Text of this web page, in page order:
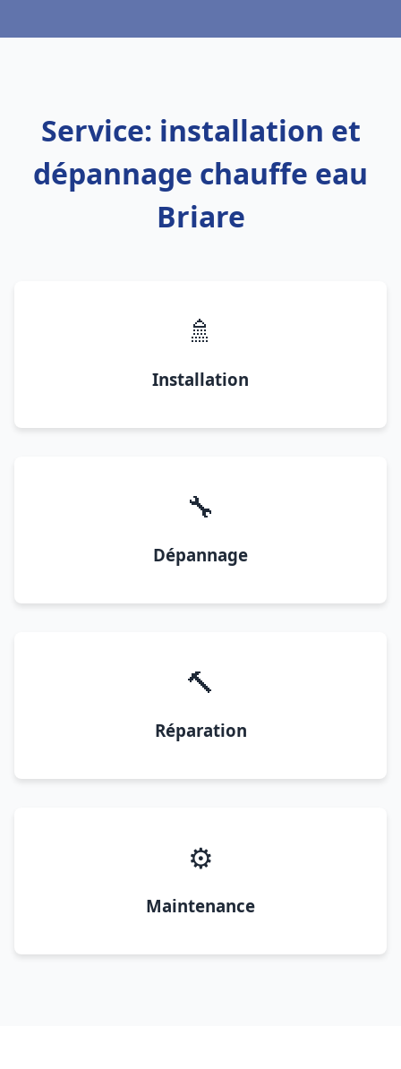
Service: installation et
dépannage chauffe eau
Briare
🚿
Installation
🔧
Dépannage
🔨
Réparation
⚙️
Maintenance